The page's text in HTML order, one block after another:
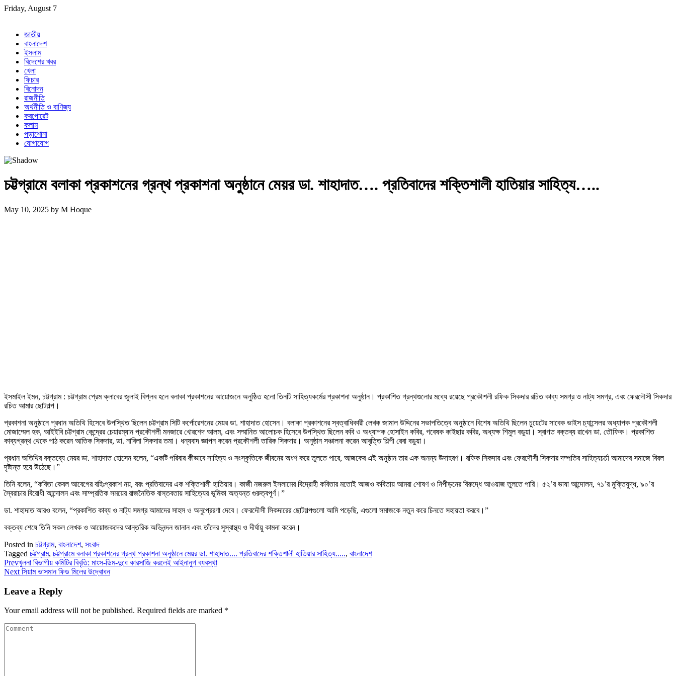
Skip
Friday, August 7
জাতীয়
বাংলাদেশ
ইসলাম
বিদেশের খবর
খেলা
ফিচার
বিনোদন
রাজনীতি
অর্থনীতি ও বাণিজ্য
করপোরেট
কলাম
পড়াশোনা
যোগাযোগ
চট্টগ্রামে বলাকা প্রকাশনের গ্রন্থ প্রকাশনা অনুষ্ঠানে মেয়র ডা. শাহাদাত…. প্রতিবাদের শক্তিশালী হাতিয়ার সাহিত্য…..
May 10, 2025 by M Hoque
ইসমাইল ইমন, চট্টগ্রাম : চট্টগ্রাম প্রেম ক্লাবের জুলাই বিপ্লব হলে বলাকা প্রকাশনের আয়োজনে অনুষ্ঠিত হলো তিনটি সাহিত্যকর্মের প্রকাশনা অনুষ্ঠান। প্রকাশিত গ্রন্থগুলোর মধ্যে রয়েছে প্রকৌশলী রফিক সিকদার রচিত কাব্য সমগ্র ও নাট্য সমগ্র, এবং ফেরদৌসী সিকদার
রচিত আমার ছোটগল্প।
প্রকাশনা অনুষ্ঠানে প্রধান অতিথি হিসেবে উপস্থিত ছিলেন চট্টগ্রাম সিটি কর্পোরেশনের মেয়র ডা. শাহাদাত হোসেন। বলাকা প্রকাশনের স্বত্বাধিকারী লেখক জামাল উদ্দিনের সভাপতিত্বে অনুষ্ঠানে বিশেষ অতিথি ছিলেন চুয়েটের সাবেক ভাইস চ্যান্সেলর অধ্যাপক প্রকৌশলী
মোজাম্মেল হক, আইইবি চট্টগ্রাম কেন্দ্রের চেয়ারম্যান প্রকৌশলী মনজারে খোরশেদ আলম, এবং সম্মানিত আলোচক হিসেবে উপস্থিত ছিলেন কবি ও অধ্যাপক হোসাইন কবির, গবেষক কাইছার কবির, অধ্যক্ষ শিমুল বড়ুয়া। স্বাগত বক্তব্য রাখেন ডা. তৌফিক। প্রকাশিত
কাব্যগ্রন্থ থেকে পাঠ করেন আতিক সিকদার, ডা. নাবিলা সিকদার তমা। ধন্যবাদ জ্ঞাপন করেন প্রকৌশলী তারিক সিকদার। অনুষ্ঠান সঞ্চালনা করেন আবৃত্তি শিল্পী রেবা বড়ুয়া।
প্রধান অতিথির বক্তব্যে মেয়র ডা. শাহাদাত হোসেন বলেন, “একটি পরিবার কীভাবে সাহিত্য ও সংস্কৃতিকে জীবনের অংশ করে তুলতে পারে, আজকের এই অনুষ্ঠান তার এক অনন্য উদাহরণ। রফিক সিকদার এবং ফেরদৌসী সিকদার দম্পতির সাহিত্যচর্চা আমাদের সমাজে বিরল
দৃষ্টান্ত হয়ে উঠেছে।”
তিনি বলেন, “কবিতা কেবল আবেগের বহিঃপ্রকাশ নয়, বরং প্রতিবাদের এক শক্তিশালী হাতিয়ার। কাজী নজরুল ইসলামের বিদ্রোহী কবিতার মতোই আজও কবিতায় আমরা শোষণ ও নিপীড়নের বিরুদ্ধে আওয়াজ তুলতে পারি। ৫২’র ভাষা আন্দোলন, ৭১’র মুক্তিযুদ্ধ, ৯০’র
স্বৈরাচার বিরোধী আন্দোলন এবং সাম্প্রতিক সময়ের রাজনৈতিক বাস্তবতায় সাহিত্যের ভূমিকা অত্যন্ত গুরুত্বপূর্ণ।”
ডা. শাহাদাত আরও বলেন, “প্রকাশিত কাব্য ও নাট্য সমগ্র আমাদের সাহস ও অনুপ্রেরণা দেবে। ফেরদৌসী সিকদারের ছোটগল্পগুলো আমি পড়েছি, এগুলো সমাজকে নতুন করে চিনতে সহায়তা করবে।”
বক্তব্য শেষে তিনি সকল লেখক ও আয়োজকদের আন্তরিক অভিনন্দন জানান এবং তাঁদের সুস্বাস্থ্য ও দীর্ঘায়ু কামনা করেন।
Posted in চট্টগ্রাম, বাংলাদেশ, সংবাদ
Tagged চট্টগ্রাম, চট্টগ্রামে বলাকা প্রকাশনের গ্রন্থ প্রকাশনা অনুষ্ঠানে মেয়র ডা. শাহাদাত.... প্রতিবাদের শক্তিশালী হাতিয়ার সাহিত্য....., বাংলাদেশ
Prevখুলনা বিভাগীয় কমিটির বিবৃতি: মাংস-ডিম-দুধে কারসাজি করলেই আইনানুগ ব্যবস্থা
Next সিয়াম ভাসমান ফিড মিলের উদ্বোধন
Leave a Reply
Your email address will not be published. Required fields are marked *